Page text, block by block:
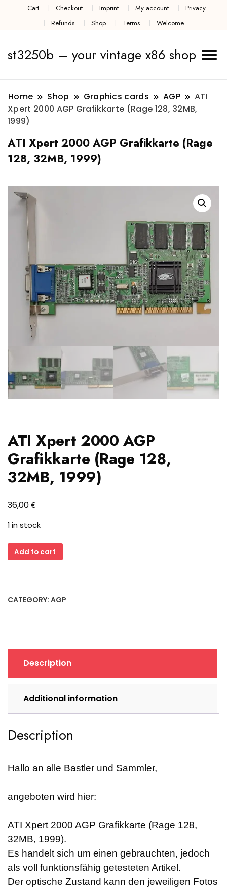
Cart Checkout Imprint My account
Privacy
Refunds
Shop Terms Welcome
st3250b – your vintage x86 shop
Home Shop Graphics cards AGP
ATI
Xpert 2000 AGP Grafikkarte (Rage 128, 32MB,
1999)
ATI Xpert 2000 AGP Grafikkarte (Rage
128, 32MB, 1999)
ATI Xpert 2000 AGP
Grafikkarte (Rage 128,
32MB, 1999)
36,00€
1 in stock
ATI
Xpert
Grafikkarte
1999)
quantity
Add to cart
CATEGORY: AGP
Description
Additional information
Description
Hallo an alle Bastler und Sammler,
angeboten wird hier:
ATI Xpert 2000 AGP Grafikkarte (Rage 128,
32MB, 1999).
Es handelt sich um einen gebrauchten, jedoch
als voll funktionsfähig getesteten Artikel.
Der optische Zustand kann den jeweiligen Fotos